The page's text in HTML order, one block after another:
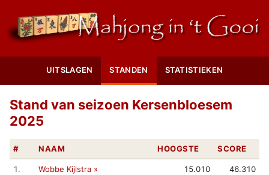
UITSLAGEN STANDEN STATISTIEKEN
Stand van seizoen Kersenbloesem
2025
# NAAM HOOGSTE SCORE
1. Wobbe Kijlstra » 15.010 46.310